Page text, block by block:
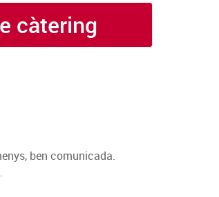
càtering
ben comunicada.